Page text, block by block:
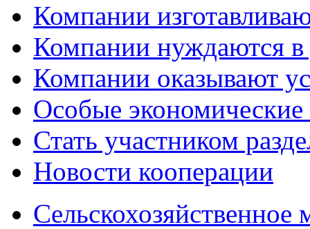
Компании
Компании нуждаются в
Компании оказывают
Особые
Стать участником
Новости кооперации